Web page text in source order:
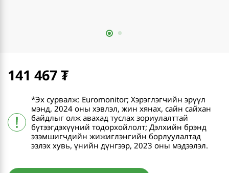
141 467
*Эх сурвалж: Euromonitor; Хэрэглэгчийн эрүүл
мэнд, 2024 оны хэвлэл, жин хянах, сайн сайхан
байдлыг олж авахад туслах зориулалттай
бүтээгдэхүүний тодорхойлолт; Дэлхийн брэнд
эзэмшигчдийн жижиглэнгийн борлуулалтад
эзлэх хувь, үнийн дүнгээр, 2023 оны мэдээлэл.